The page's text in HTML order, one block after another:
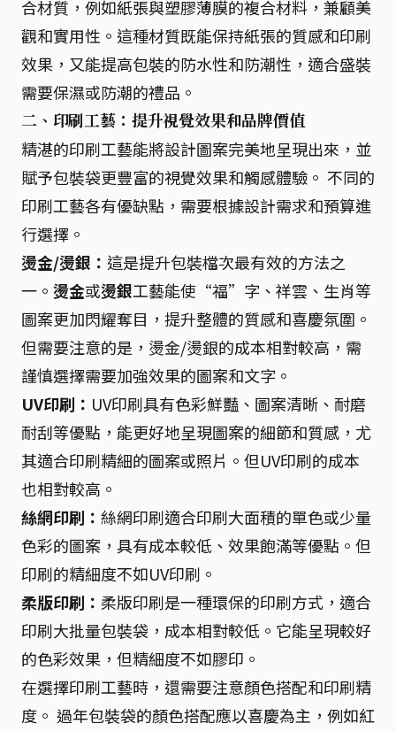
合材質，例如紙張與塑膠薄膜的複合材料，兼顧美
觀和實用性。這種材質既能保持紙張的質感和印刷
效果，又能提高包裝的防水性和防潮性，適合盛裝
需要保濕或防潮的禮品。
二、印刷工藝：提升視覺效果和品牌價值
精湛的印刷工藝能將設計圖案完美地呈現出來，並
賦予包裝袋更豐富的視覺效果和觸感體驗。 不同的
印刷工藝各有優缺點，需要根據設計需求和預算進
行選擇。
燙金/燙銀： 這是提升包裝檔次最有效的方法之
一。 燙金或燙銀工藝能使“福”字、祥雲、生肖等
圖案更加閃耀奪目，提升整體的質感和喜慶氛圍。
但需要注意的是，燙金/燙銀的成本相對較高，需
謹慎選擇需要加強效果的圖案和文字。
UV印刷： UV印刷具有色彩鮮豔、圖案清晰、耐磨
耐刮等優點，能更好地呈現圖案的細節和質感，尤
其適合印刷精細的圖案或照片。但UV印刷的成本
也相對較高。
絲網印刷： 絲網印刷適合印刷大面積的單色或少量
色彩的圖案，具有成本較低、效果飽滿等優點。但
印刷的精細度不如UV印刷。
柔版印刷： 柔版印刷是一種環保的印刷方式，適合
印刷大批量包裝袋，成本相對較低。它能呈現較好
的色彩效果，但精細度不如膠印。
在選擇印刷工藝時，還需要注意顏色搭配和印刷精
度。 過年包裝袋的顏色搭配應以喜慶為主，例如紅